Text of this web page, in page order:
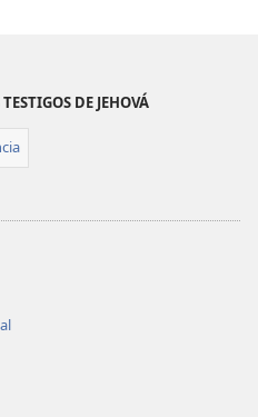
DE JEHOVÁ